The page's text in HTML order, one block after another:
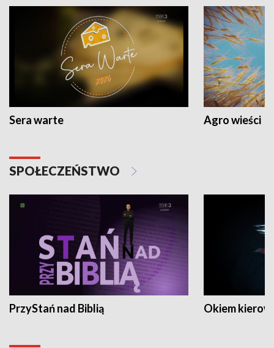
Sera warte Agro wieści
SPOŁECZEŃSTWO
PrzyStań nad Biblią Okiem